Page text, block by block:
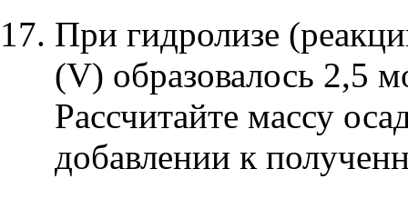
При гидролизе
(V) образовалось 2,5
Рассчитайте массу
добавлении к